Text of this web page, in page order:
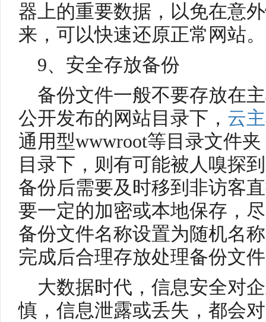
器上的重要数据，以免在意
来，可以快速还原正常网站。
9、安全存放备份
备份文件一般不要存放在
公开发布的网站目录下， 云
通用型wwwroot等目录文件
目录下，则有可能被人嗅探
备份后需要及时移到非访客
要一定的加密或本地保存，
备份文件名称设置为随机名
完成后合理存放处理备份文
大数据时代，信息安全对
慎，信息泄露或丢失，都会